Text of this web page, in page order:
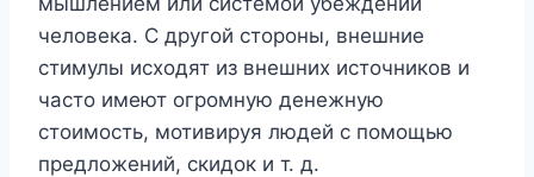
человека. С другой стороны, внешние
стимулы исходят из внешних источников и
часто имеют огромную денежную
стоимость, мотивируя людей с помощью
предложений, скидок и т. д.